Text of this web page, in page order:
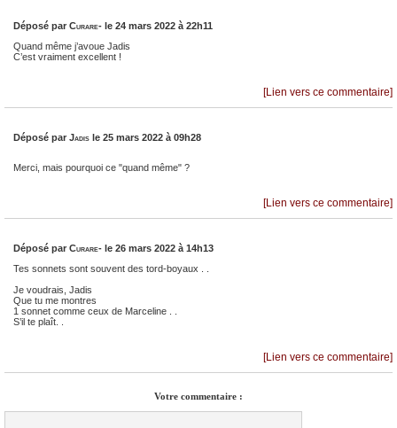
Déposé par Curare- le 24 mars 2022 à 22h11
Quand même j’avoue Jadis
C’est vraiment excellent !
[Lien vers ce commentaire]
Déposé par Jadis le 25 mars 2022 à 09h28
Merci, mais pourquoi ce "quand même" ?
[Lien vers ce commentaire]
Déposé par Curare- le 26 mars 2022 à 14h13
Tes sonnets sont souvent des tord-boyaux . .
Je voudrais, Jadis
Que tu me montres
1 sonnet comme ceux de Marceline . .
S’il te plaît. .
[Lien vers ce commentaire]
Votre commentaire :